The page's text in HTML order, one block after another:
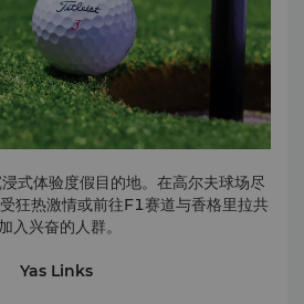
景点紧邻市中心，占阿联酋红树林总
静的森林遍布彩色的鸟类、龟类和海
豚，免费参观。
Samaliya岛
比海岸约12公里。这里生物种类繁
，适合探索稀有海洋织物、红树林、
式体验度假目的地。在高尔夫球场尽
狂热激情或前往F1赛道与香格里拉共
入兴奋的人群。
Yas Links